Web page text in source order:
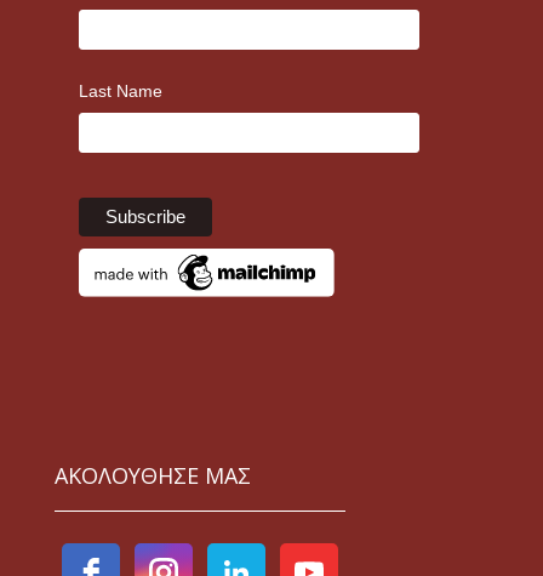
Last Name
ΑΚΟΛΟΥΘΗΣΕ ΜΑΣ